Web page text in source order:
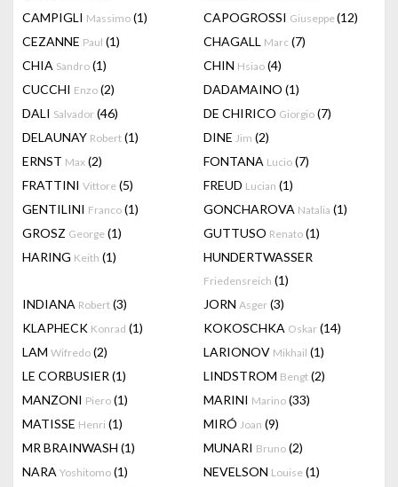
CAMPIGLI Massimo (1) CAPOGROSSI Giuseppe(12)
CEZANNE Paul (1) CHAGALL Marc (7)
CHIA Sandro (1) CHIN Hsiao (4)
CUCCHI Enzo (2) DADAMAINO (1)
DALI Salvador (46) DE CHIRICO Giorgio (7)
DELAUNAY Robert (1) DINE Jim (2)
ERNST Max (2) FONTANA Lucio (7)
FRATTINI Vittore (5) FREUD Lucian (1)
GENTILINI Franco (1) GONCHAROVA Natalia (1)
GROSZ George (1) GUTTUSO Renato (1)
HARING Keith (1) HUNDERTWASSER
Friedensreich (1)
INDIANA Robert (3) JORN Asger (3)
KLAPHECK Konrad (1) KOKOSCHKA Oskar (14)
LAM Wifredo (2) LARIONOV Mikhail (1)
LE CORBUSIER (1) LINDSTROM Bengt (2)
MANZONI Piero (1) MARINI Marino (33)
MATISSE Henri (1) MIRÓ Joan (9)
MR BRAINWASH (1) MUNARI Bruno (2)
NARA Yoshitomo (1) NEVELSON Louise (1)